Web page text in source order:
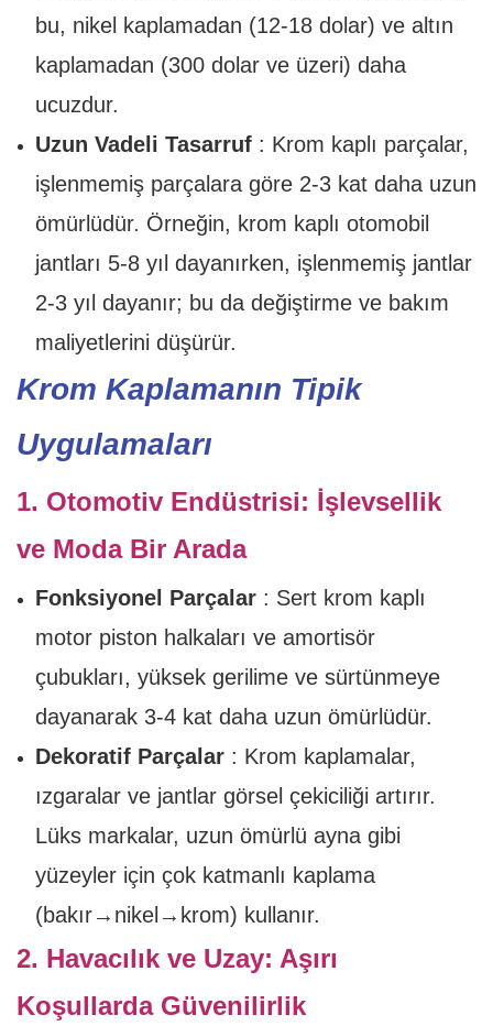
bu, nikel kaplamadan (12-18 dolar) ve altın
kaplamadan (300 dolar ve üzeri) daha
ucuzdur.
Uzun Vadeli Tasarruf: Krom kaplı parçalar,
işlenmemiş parçalara göre 2-3 kat daha uzun
ömürlüdür. Örneğin, krom kaplı otomobil
jantları 5-8 yıl dayanırken, işlenmemiş jantlar
2-3 yıl dayanır; bu da değiştirme ve bakım
maliyetlerini düşürür.
Krom Kaplamanın Tipik
Uygulamaları
1. Otomotiv Endüstrisi: İşlevsellik
ve Moda Bir Arada
Fonksiyonel Parçalar: Sert krom kaplı
motor piston halkaları ve amortisör
çubukları, yüksek gerilime ve sürtünmeye
dayanarak 3-4 kat daha uzun ömürlüdür.
Dekoratif Parçalar: Krom kaplamalar,
ızgaralar ve jantlar görsel çekiciliği artırır.
Lüks markalar, uzun ömürlü ayna gibi
yüzeyler için çok katmanlı kaplama
(bakır→nikel→krom) kullanır.
2. Havacılık ve Uzay: Aşırı
Koşullarda Güvenilirlik